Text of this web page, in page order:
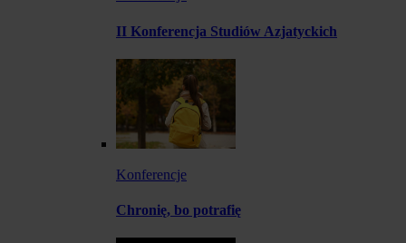
II Konferencja Studiów Azjatyckich
Konferencje
Chronię, bo potrafię